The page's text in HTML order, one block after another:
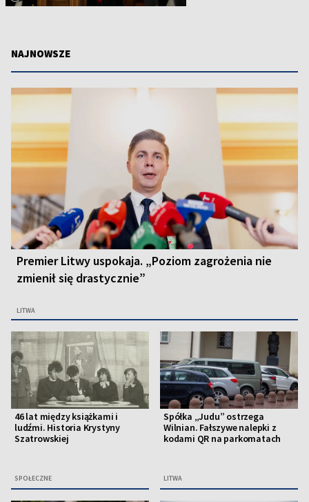
NAJNOWSZE
Premier Litwy uspokaja. „Poziom zagrożenia nie
zmienił się drastycznie”
LITWA
46 lat między książkami i
ludźmi. Historia Krystyny
Szatrowskiej
SPOŁECZNE
Spółka „Judu” ostrzega
Wilnian. Fałszywe nalepki z
kodami QR na parkomatach
LITWA